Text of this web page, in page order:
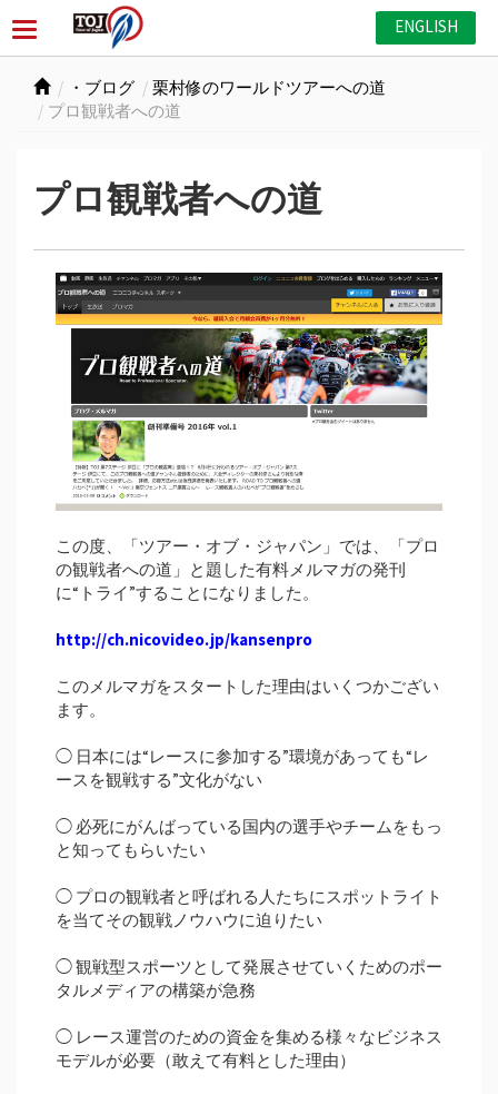
ENGLISH
・ブログ
栗村修のワールドツアーへの道
プロ観戦者への道
プロ観戦者への道
この度、「ツアー・オブ・ジャパン」では、「プロ
の観戦者への道」と題した有料メルマガの発刊
に“トライ”することになりました。
http://ch.nicovideo.jp/kansenpro
このメルマガをスタートした理由はいくつかござい
ます。
◯ 日本には“レースに参加する”環境があっても“レ
ースを観戦する”文化がない
◯ 必死にがんばっている国内の選手やチームをもっ
と知ってもらいたい
◯ プロの観戦者と呼ばれる人たちにスポットライト
を当てその観戦ノウハウに迫りたい
◯ 観戦型スポーツとして発展させていくためのポー
タルメディアの構築が急務
◯ レース運営のための資金を集める様々なビジネス
モデルが必要（敢えて有料とした理由）